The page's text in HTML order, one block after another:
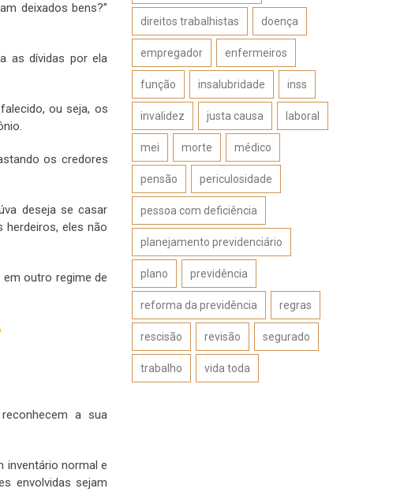
deixados bens?”
as dívidas por ela
ou seja, os
os credores
deseja se casar
herdeiros, eles não
outro regime de
a sua
inventário normal e
envolvidas sejam
direitos trabalhistas doença
empregador enfermeiros
função insalubridade inss
invalidez justa causa laboral
mei morte médico
pensão periculosidade
pessoa com deficiência
planejamento previdenciário
plano previdência
reforma da previdência regras
rescisão revisão segurado
trabalho vida toda